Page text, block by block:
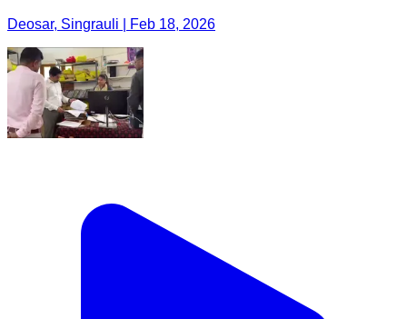
Deosar, Singrauli | Feb 18, 2026